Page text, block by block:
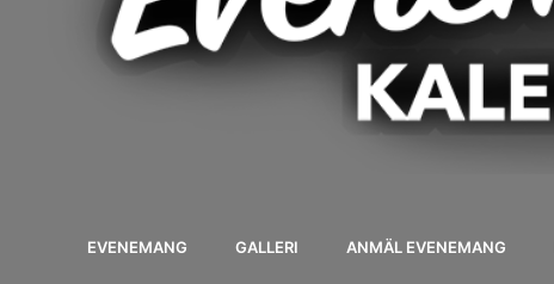
EVENEMANG GALLERI ANMÄL EVENEMANG